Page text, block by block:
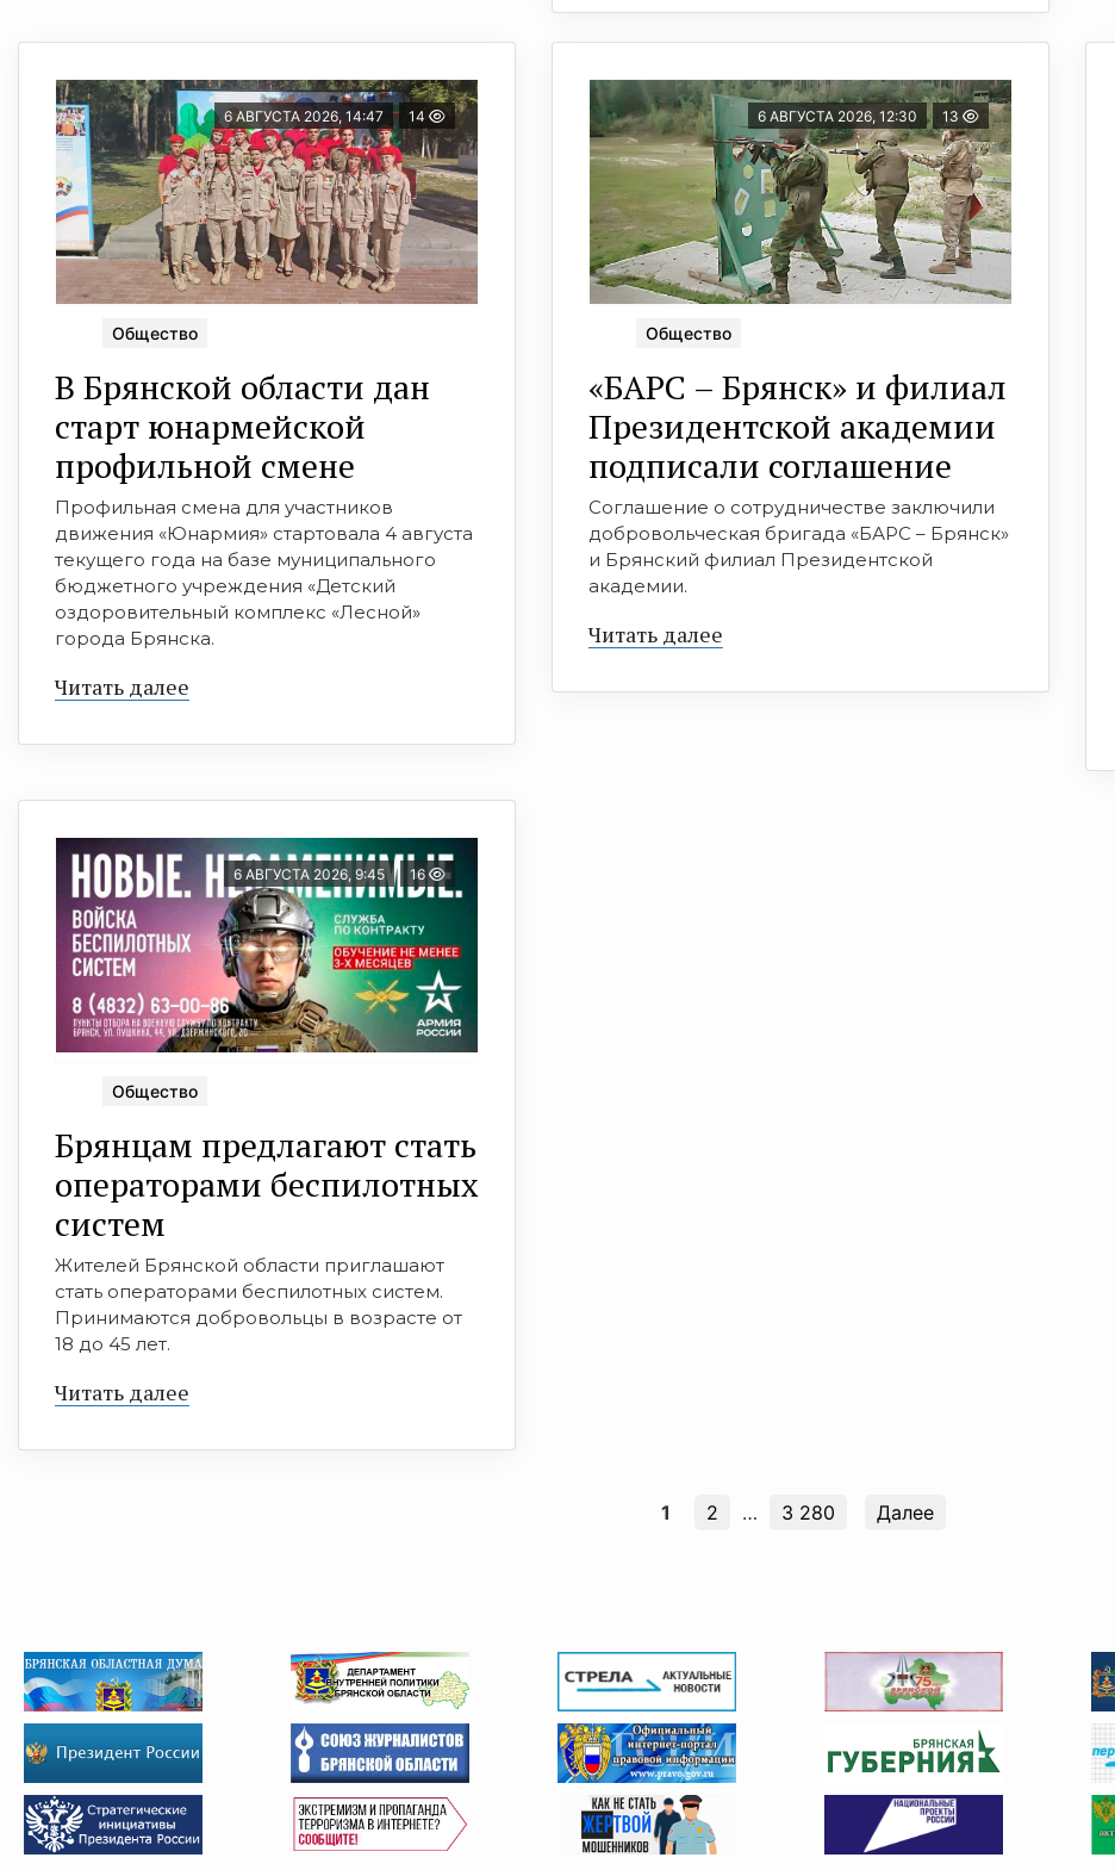
6 АВГУСТА 2026, 14:47 14
Общество
В Брянской области дан
старт юнармейской
профильной смене
Профильная смена для участников
движения «Юнармия» стартовала 4 августа
текущего года на базе муниципального
бюджетного учреждения «Детский
оздоровительный комплекс «Лесной»
города Брянска.
Читать далее
6 АВГУСТА 2026, 12:30 13
Общество
«БАРС – Брянск» и филиал
Президентской академии
подписали соглашение
Соглашение о сотрудничестве заключили
добровольческая бригада «БАРС – Брянск»
и Брянский филиал Президентской
академии.
Читать далее
6 АВГУСТА 2026, 9:45 16
Общество
Брянцам предлагают cтать
оперaтoрами бeспилотных
систeм
Жителей Брянской области приглашают
стать операторами беспилотных систем.
Принимаются добровольцы в возрасте от
18 до 45 лет.
Читать далее
1 2 … 3 280 Далее